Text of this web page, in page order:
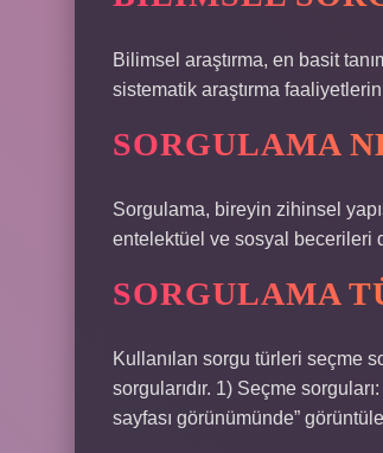
Bilimsel araştırma, en basit
sistematik araştırma
SORGULAMA
Sorgulama, bireyin zihinsel
entelektüel ve sosyal becerileri
SORGULAMA
Kullanılan sorgu türleri seçme
sorgularıdır. 1) Seçme
sayfası görünümünde”